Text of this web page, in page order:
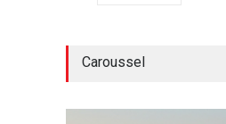
Caroussel